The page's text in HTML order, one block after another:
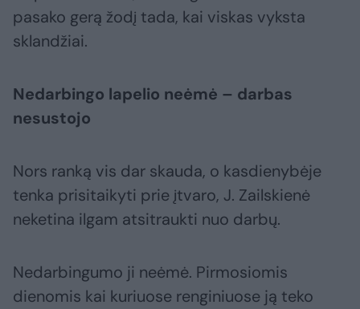
pasako gerą žodį tada, kai viskas vyksta
sklandžiai.
Nedarbingo lapelio neėmė – darbas
nesustojo
Nors ranką vis dar skauda, o kasdienybėje
tenka prisitaikyti prie įtvaro, J. Zailskienė
neketina ilgam atsitraukti nuo darbų.
Nedarbingumo ji neėmė. Pirmosiomis
dienomis kai kuriuose renginiuose ją teko